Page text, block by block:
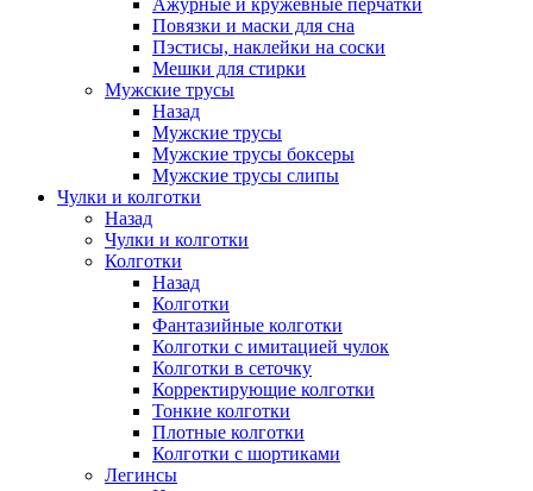
Ажурные и кружевные перчатки
Повязки и маски для сна
Пэстисы, наклейки на соски
Мешки для стирки
Мужские трусы
Назад
Мужские трусы
Мужские трусы боксеры
Мужские трусы слипы
Чулки и колготки
Назад
Чулки и колготки
Колготки
Назад
Колготки
Фантазийные колготки
Колготки с имитацией чулок
Колготки в сеточку
Корректирующие колготки
Тонкие колготки
Плотные колготки
Колготки с шортиками
Легинсы